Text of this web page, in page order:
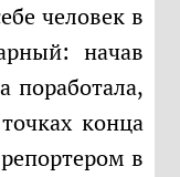
человек в
начав
поработала,
конца
в